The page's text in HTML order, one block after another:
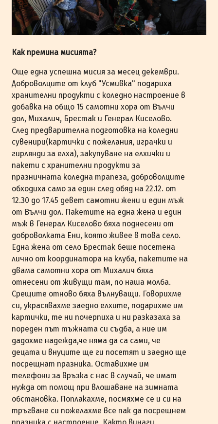
Как премина мисията?
Още една успешна мисия за месец декември.
Доброволците от клуб "Усмивка" подариха
хранителни продукти с коледно настроение в
добавка на общо 15 самотни хора от Вълчи
дол, Михалич, Брестак и Генерал Киселово.
След предварителна подготовка на коледни
сувенири(картички с пожелания, играчки и
гирлянди за елха), закупуване на елхички и
пакети с хранителни продукти за
празничната коледна трапеза, доброволците
обходиха само за един след обяд на 22.12. от
12.30 до 17.45 девет самотни жени и един мъж
от Вълчи дол. Пакетите на една жена и един
мъж в Генерал Киселово бяха поднесени от
доброволката Ени, която живее в това село.
Една жена от село Брестак беше посетена
лично от координатора на клуба, пакетите на
двама самотни хора от Михалич бяха
отнесени от живущи там, по наша молба.
Срещите отново бяха вълнуващи. Говорихме
си, украсявахме заедно елхите, подарихме им
картички, те ни почерпиха и ни разказаха за
пореден път тъжната си съдба, а ние им
дадохме надежда,че няма да са сами, че
децата и внуците ще ги посетят и заедно ще
посрещнат празника. Оставихме им
телефони за връзка с нас в случай, че имат
нужда от помощ при влошаване на зимната
обстановка. Поплакахме, посмяхме се и си на
тръгване си пожелахме все пак да посрещнем